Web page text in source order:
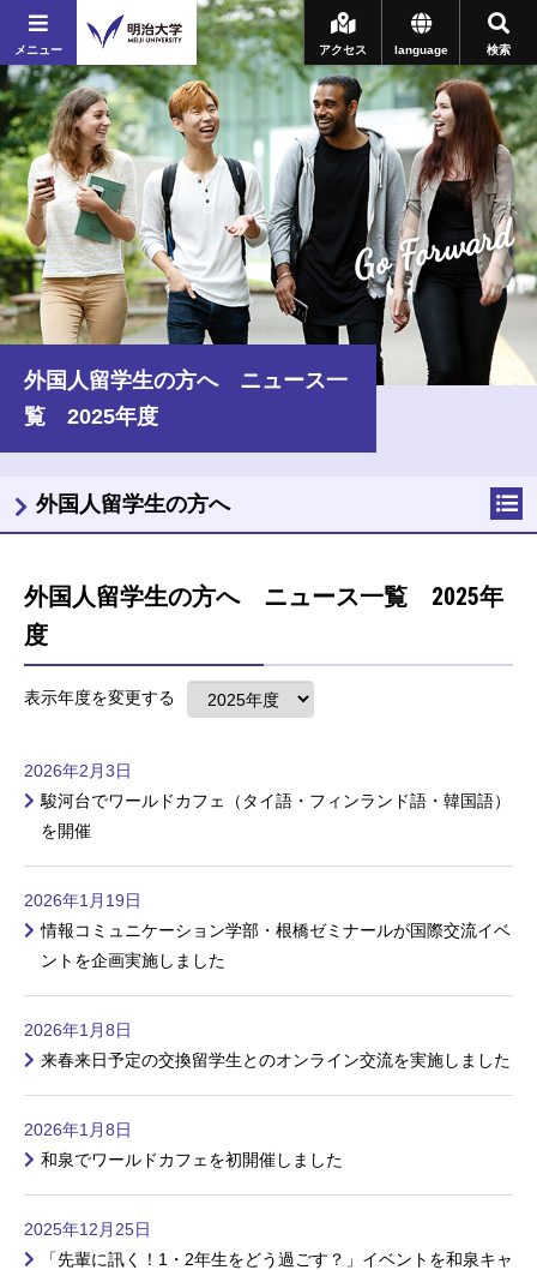
メニュー 検索
language
アクセス
Go Forward
外国人留学生の方へ ニュース一
覧 2025年度
外国人留学生の方へ ニュース一覧 2025年
度
表示年度を変更する
2026年2月3日
駿河台でワールドカフェ（タイ語・フィンランド語・韓国語）
を開催
2026年1月19日
情報コミュニケーション学部・根橋ゼミナールが国際交流イベ
ントを企画実施しました
2026年1月8日
来春来日予定の交換留学生とのオンライン交流を実施しました
2026年1月8日
和泉でワールドカフェを初開催しました
2025年12月25日
「先輩に訊く！1・2年生をどう過ごす？」イベントを和泉キャ
外国人留学生の方へ